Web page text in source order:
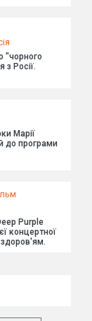
"чорного
Росії.
Марії
до програми
Purple
концертної
здоров'ям.